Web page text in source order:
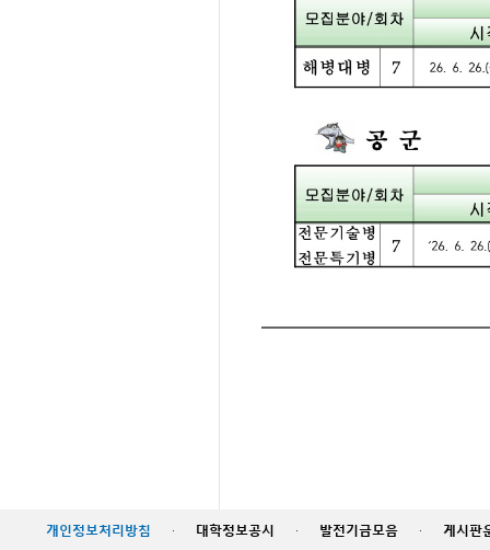
개인정보처리방침 · 대학정보공시 · 발전기금모음 · 게시판